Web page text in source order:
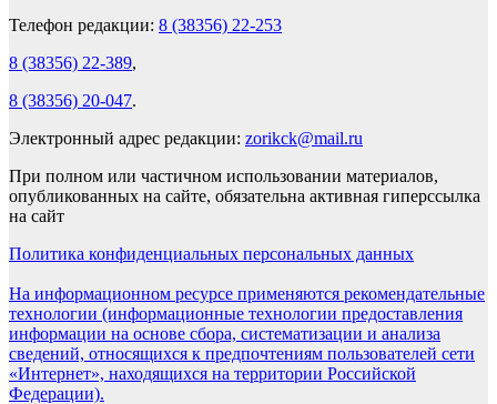
Телефон редакции: 8 (38356) 22-253
8 (38356) 22-389,
8 (38356) 20-047.
Электронный адрес редакции: zorikck@mail.ru
При полном или частичном использовании материалов,
опубликованных на сайте, обязательна активная гиперссылка
на сайт
Политика конфиденциальных персональных данных
На информационном ресурсе применяются рекомендательные
технологии (информационные технологии предоставления
информации на основе сбора, систематизации и анализа
сведений, относящихся к предпочтениям пользователей сети
«Интернет», находящихся на территории Российской
Федерации).